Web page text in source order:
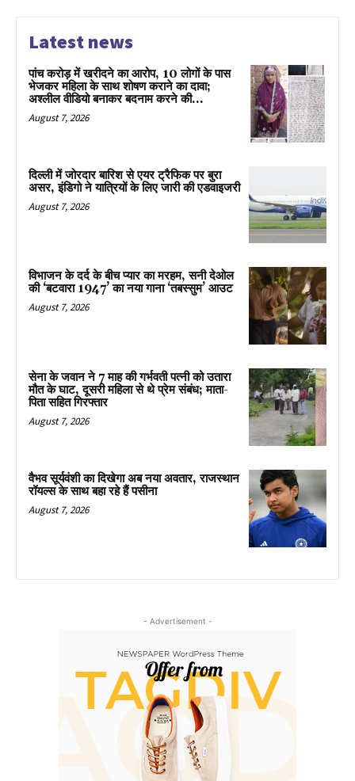
Latest news
पांच करोड़ में खरीदने का आरोप, 10 लोगों के पास
भेजकर महिला के साथ शोषण कराने का दावा;
अश्लील वीडियो बनाकर बदनाम करने की...
August 7, 2026
दिल्ली में जोरदार बारिश से एयर ट्रैफिक पर बुरा
असर, इंडिगो ने यात्रियों के लिए जारी की एडवाइजरी
August 7, 2026
विभाजन के दर्द के बीच प्यार का मरहम, सनी देओल
की ‘बटवारा 1947’ का नया गाना ‘तबस्सुम’ आउट
August 7, 2026
सेना के जवान ने 7 माह की गर्भवती पत्नी को उतारा
मौत के घाट, दूसरी महिला से थे प्रेम संबंध; माता-
पिता सहित गिरफ्तार
August 7, 2026
वैभव सूर्यवंशी का दिखेगा अब नया अवतार, राजस्थान
रॉयल्स के साथ बहा रहे हैं पसीना
August 7, 2026
- Advertisement -